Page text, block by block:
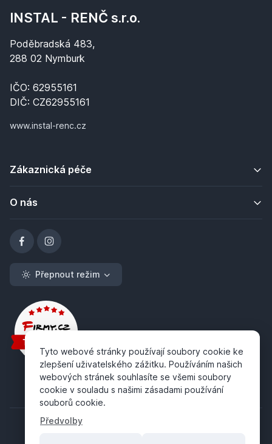
INSTAL - RENČ s.r.o.
Poděbradská 483,
288 02 Nymburk
IČO: 62955161
DIČ: CZ62955161
www.instal-renc.cz
Zákaznická péče
O nás
Přepnout režim
Tyto webové stránky používají soubory cookie ke
zlepšení uživatelského zážitku. Používáním našich
webových stránek souhlasíte se všemi soubory
cookie v souladu s našimi zásadami používání
souborů cookie.
Předvolby